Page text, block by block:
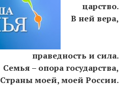
царство.
В ней вера,
праведность и сила.
Семья – опора государства,
Страны моей, моей России.